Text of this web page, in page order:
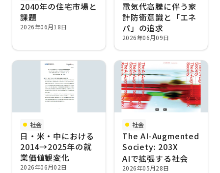
2040年の住宅市場と
課題
2026年06月18日
電気代高騰に伴う家
計防衛意識と「エネ
パ」の追求
2026年06月09日
社会
日・米・中における
2014→2025年の就
業価値観変化
2026年06月02日
社会
The AI-Augmented
Society: 203X
AIで拡張する社会
2026年05月28日